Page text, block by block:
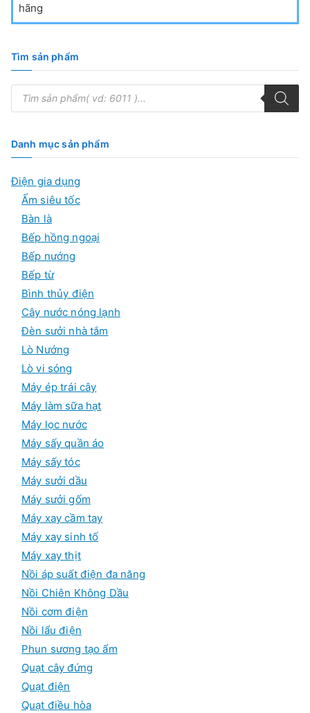
hãng
Tìm sản phẩm
T
m
ế
m
s
n
Danh mục sản phẩm
Điện gia dụng
Ấm siêu tốc
Bàn là
Bếp hồng ngoại
Bếp nướng
Bếp từ
Bình thủy điện
Cây nước nóng lạnh
Đèn sưởi nhà tắm
Lò Nướng
Lò vi sóng
Máy ép trái cây
Máy làm sữa hạt
Máy lọc nước
Máy sấy quần áo
Máy sấy tóc
Máy sưởi dầu
Máy sưởi gốm
Máy xay cầm tay
Máy xay sinh tố
Máy xay thịt
Nồi áp suất điện đa năng
Nồi Chiên Không Dầu
Nồi cơm điện
Nồi lẩu điện
Phun sương tạo ẩm
Quạt cây đứng
Quạt điện
Quạt điều hòa